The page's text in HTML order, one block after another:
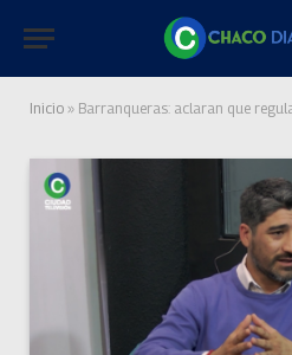
Inicio » Barranqueras: aclaran que regularizaron el pago de salarios